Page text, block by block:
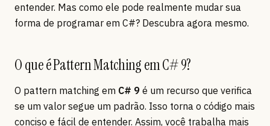
entender. Mas como ele pode realmente mudar sua
forma de programar em C#? Descubra agora mesmo.
O que é Pattern Matching em C# 9?
O pattern matching em C# 9 é um recurso que verifica
se um valor segue um padrão. Isso torna o código mais
conciso e fácil de entender. Assim, você trabalha mais